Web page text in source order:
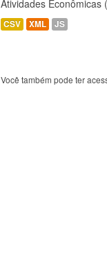
Atividades Econômicas
CSV XML JS
Você também pode ter